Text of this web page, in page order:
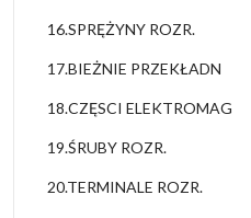
16.SPRĘŻYNY ROZR.
17.BIEŻNIE PRZEKŁADN
18.CZĘSCI ELEKTROMAG
19.ŚRUBY ROZR.
20.TERMINALE ROZR.